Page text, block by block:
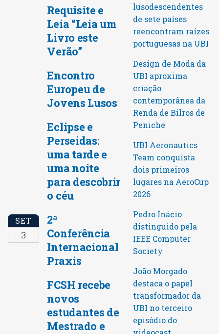
Requisite e
Leia “Leia um
Livro este
Verão”
Encontro
Europeu de
Jovens Lusos
Eclipse e
Perseidas:
uma tarde e
uma noite
para descobrir
o céu
SET
3
2ª
Conferência
Internacional
Praxis
FCSH recebe
novos
estudantes de
Mestrado e
lusodescendentes
de sete países
reencontram raízes
portuguesas na UBI
Design de Moda da
UBI aproxima
criação
contemporânea da
Renda de Bilros de
Peniche
UBI Aeronautics
Team conquista
dois primeiros
lugares na AeroCup
2026
Pedro Inácio
distinguido pela
IEEE Computer
Society
João Morgado
destaca o papel
transformador da
UBI no terceiro
episódio do